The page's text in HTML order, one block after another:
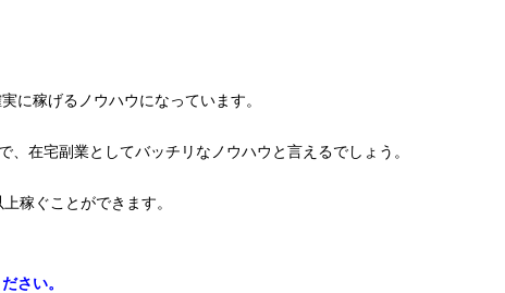
に稼げるノウハウになっています。
在宅副業としてバッチリなノウハウと言えるでしょう。
稼ぐことができます。
さい。